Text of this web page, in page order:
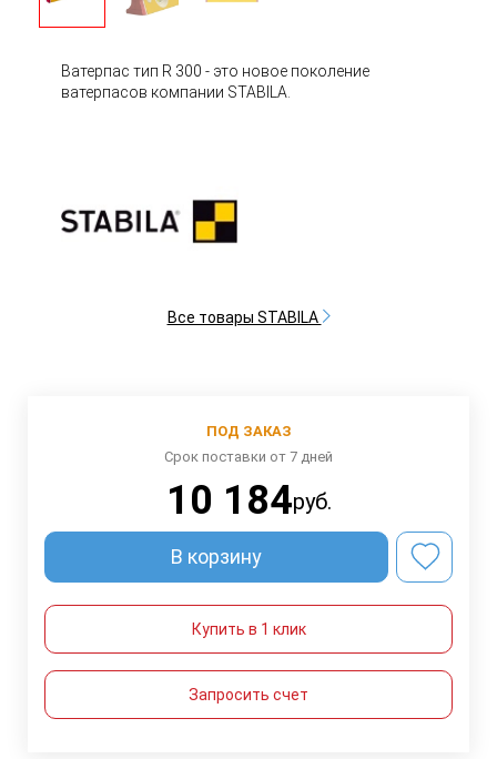
Ватерпас тип R 300 - это новое поколение
ватерпасов компании STABILA.
Все товары STABILA
ПОД ЗАКАЗ
Срок поставки от 7 дней
10 184руб.
В корзину
Купить в 1 клик
Запросить счет